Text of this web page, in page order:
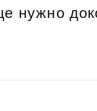
нужно